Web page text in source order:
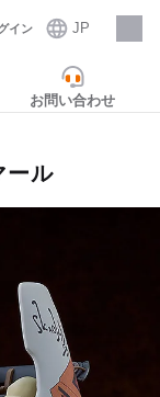
イン JP
採用情報
お問い合わせ
ール